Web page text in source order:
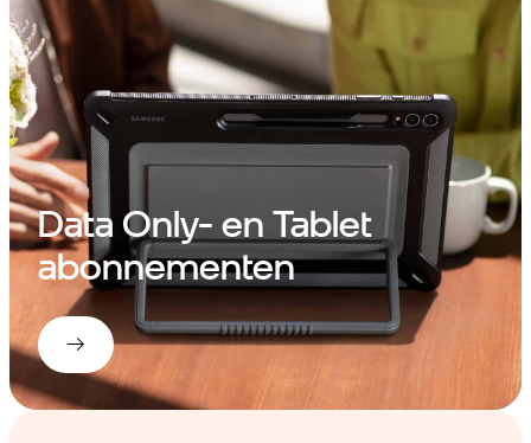
Data Only- en Tablet
abonnementen